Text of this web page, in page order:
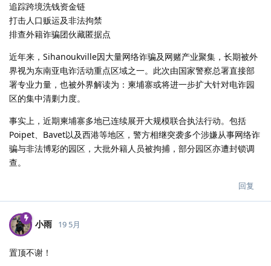
追踪跨境洗钱资金链
打击人口贩运及非法拘禁
排查外籍诈骗团伙藏匿据点
近年来，Sihanoukville因大量网络诈骗及网赌产业聚集，长期被外
界视为东南亚电诈活动重点区域之一。此次由国家警察总署直接部
署专业力量，也被外界解读为：柬埔寨或将进一步扩大针对电诈园
区的集中清剿力度。
事实上，近期柬埔寨多地已连续展开大规模联合执法行动。包括
Poipet、Bavet以及西港等地区，警方相继突袭多个涉嫌从事网络诈
骗与非法博彩的园区，大批外籍人员被拘捕，部分园区亦遭封锁调
查。
回复
小雨 19 5月
置顶不谢！